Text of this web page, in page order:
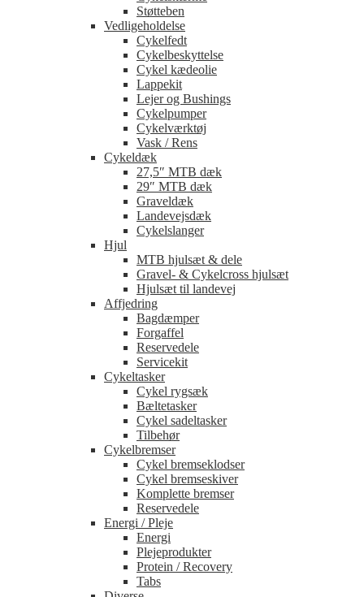
Støtteben
Vedligeholdelse
Cykelfedt
Cykelbeskyttelse
Cykel kædeolie
Lappekit
Lejer og Bushings
Cykelpumper
Cykelværktøj
Vask / Rens
Cykeldæk
27,5″ MTB dæk
29″ MTB dæk
Graveldæk
Landevejsdæk
Cykelslanger
Hjul
MTB hjulsæt & dele
Gravel- & Cykelcross hjulsæt
Hjulsæt til landevej
Affjedring
Bagdæmper
Forgaffel
Reservedele
Servicekit
Cykeltasker
Cykel rygsæk
Bæltetasker
Cykel sadeltasker
Tilbehør
Cykelbremser
Cykel bremseklodser
Cykel bremseskiver
Komplette bremser
Reservedele
Energi / Pleje
Energi
Plejeprodukter
Protein / Recovery
Tabs